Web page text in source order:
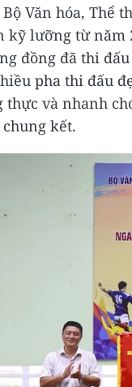
Văn hóa, Thể
kỹ lưỡng từ năm
đồng đã thi
pha thi đấu
thực và nhanh
kết.